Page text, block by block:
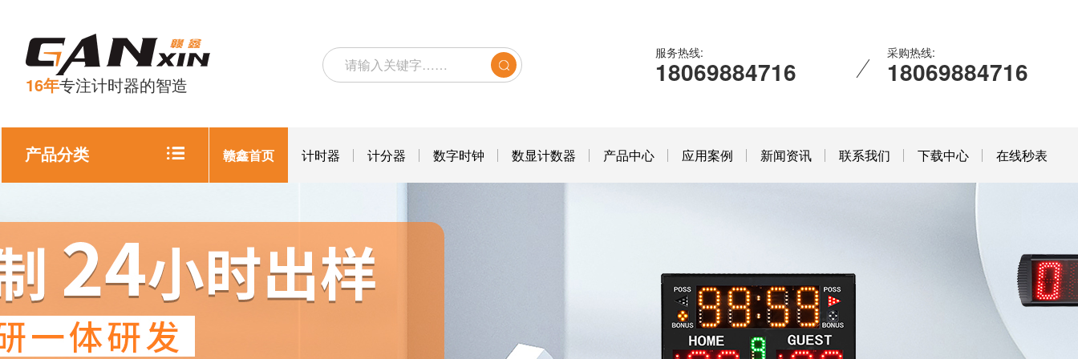
16年专注计时器的智造
服务热线:
18069884716
采购热线:
18069884716
产品分类 赣鑫首页 计时器 计分器 数字时钟 数显计数器 产品中心 应用案例 新闻资讯 联系我们 下载中心 在线秒表